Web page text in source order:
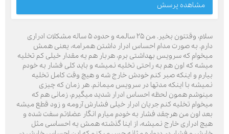
مشاهده پرسش
سلام، وقتتون بخیر. من ۲۵ سالمه و حدود ۵ ساله مشکلات ادراری
دارم. به صورت مدام احساس ادرار داشتن همرامه، یعنی همش
میخوام که سرویس بهداشتی برم، هربار هم یه مقدار خیلی کم تخلیه
میشه که اون هم به راحتی تخلیه نمیشه و باید کلی فشار به خودم
بیارم و اینکه صبر کنم خودش خارج شه و هیچ وقت کامل تخلیه
نمیشه با اینکه مدتها در سرویس میمانم. هر زمان که چیزی
مینوشم همون لحظه احساس ادرار شدید میگیرم، زمانی هم که
میخوام تخلیه کنم جریان ادرار خیلی فشارش آرومه و زود قطع میشه
بعد اون من هرچقد فشار به خودم میارم انگار عضلاتم سفت شده و
هیچ ادراری خارج نمیشه، از اینا گذشته همش یه احساسی مثل